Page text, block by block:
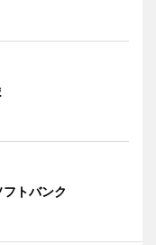
トバンク